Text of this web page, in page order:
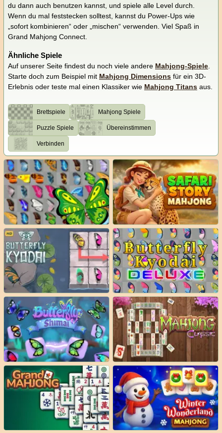
du dann auch benutzen kannst, und spiele alle Level durch.
Wenn du mal feststecken solltest, kannst du Power-Ups wie
„sofort kombinieren“ oder „mischen“ verwenden. Viel Spaß in
Grand Mahjong Connect.
Ähnliche Spiele
Auf unserer Seite findest du noch viele andere Mahjong-Spiele.
Starte doch zum Beispiel mit Mahjong Dimensions für ein 3D-
Erlebnis oder teste mal einen Klassiker wie Mahjong Titans aus.
Brettspiele Mahjong Spiele
Puzzle Spiele Übereinstimmen
Verbinden